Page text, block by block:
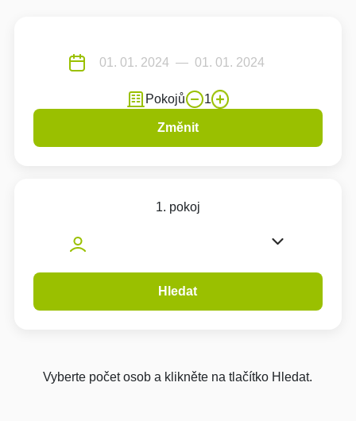
Pokojů 1
Změnit
1. pokoj
Hledat
Vyberte počet osob a klikněte na tlačítko Hledat.